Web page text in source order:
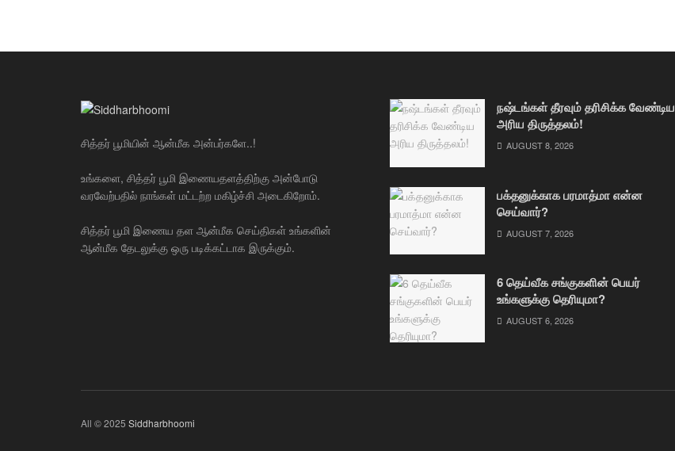
சித்தர் பூமியின் ஆன்மீக அன்பர்களே..!
உங்களை, சித்தர் பூமி இணையதளத்திற்கு அன்போடு
வரவேற்பதில் நாங்கள் மட்டற்ற மகிழ்ச்சி அடைகிறோம்.
சித்தர் பூமி இணைய தள ஆன்மீக செய்திகள் உங்களின்
ஆன்மீக தேடலுக்கு ஒரு படிக்கட்டாக இருக்கும்.
நஷ்டங்கள் தீரவும் தரிசிக்க வேண்டிய
அரிய திருத்தலம்!
AUGUST 8, 2026
பக்தனுக்காக பரமாத்மா என்ன
செய்வார்?
AUGUST 7, 2026
6 தெய்வீக சங்குகளின் பெயர்
உங்களுக்கு தெரியுமா?
AUGUST 6, 2026
All © 2025 Siddharbhoomi